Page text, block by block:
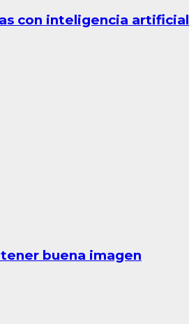
con inteligencia artificial
buena imagen